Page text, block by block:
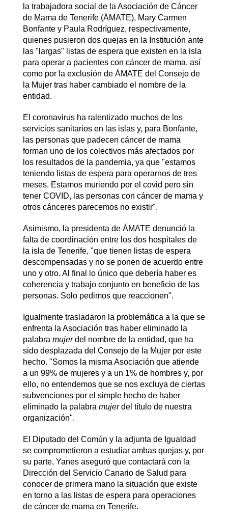
la trabajadora social de la Asociación de Cáncer
de Mama de Tenerife (ÁMATE), Mary Carmen
Bonfante y Paula Rodríguez, respectivamente,
quienes pusieron dos quejas en la Institución ante
las "largas" listas de espera que existen en la isla
para operar a pacientes con cáncer de mama, así
como por la exclusión de ÁMATE del Consejo de
la Mujer tras haber cambiado el nombre de la
entidad.
El coronavirus ha ralentizado muchos de los
servicios sanitarios en las islas y, para Bonfante,
las personas que padecen cáncer de mama
forman uno de los colectivos más afectados por
los resultados de la pandemia, ya que "estamos
teniendo listas de espera para operarnos de tres
meses. Estamos muriendo por el covid pero sin
tener COVID, las personas con cáncer de mama y
otros cánceres parecemos no existir".
Asimismo, la presidenta de ÁMATE denunció la
falta de coordinación entre los dos hospitales de
la isla de Tenerife, "que tienen listas de espera
descompensadas y no se ponen de acuerdo entre
uno y otro. Al final lo único que debería haber es
coherencia y trabajo conjunto en beneficio de las
personas. Solo pedimos que reaccionen".
Igualmente trasladaron la problemática a la que se
enfrenta la Asociación tras haber eliminado la
palabra mujerdel nombre de la entidad, que ha
sido desplazada del Consejo de la Mujer por este
hecho. "Somos la misma Asociación que atiende
a un 99% de mujeres y a un 1% de hombres y, por
ello, no entendemos que se nos excluya de ciertas
subvenciones por el simple hecho de haber
eliminado la palabra mujerdel título de nuestra
organización".
El Diputado del Común y la adjunta de Igualdad
se comprometieron a estudiar ambas quejas y, por
su parte, Yanes aseguró que contactará con la
Dirección del Servicio Canario de Salud para
conocer de primera mano la situación que existe
en torno a las listas de espera para operaciones
de cáncer de mama en Tenerife.